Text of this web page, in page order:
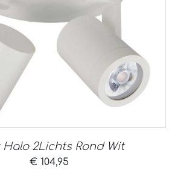
Halo 2Lichts Rond Wit
€104,95